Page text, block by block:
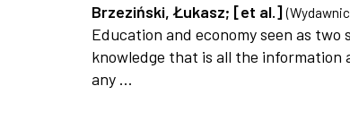
Brzeziński, Łukasz; [et al.] (
Education and economy seen as
knowledge that is all the
any ...